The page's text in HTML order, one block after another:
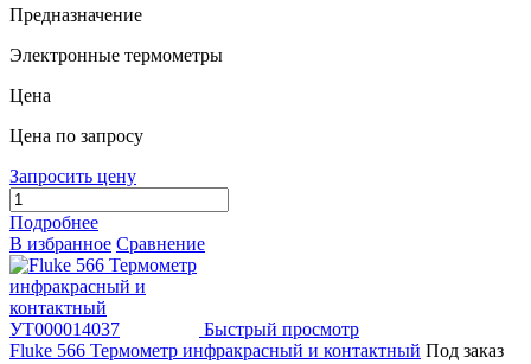
Предназначение
Электронные термометры
Цена
Цена по запросу
Запросить цену
Подробнее
В избранное Сравнение
Быстрый просмотр
Fluke 566 Термометр инфракрасный и контактный Под заказ